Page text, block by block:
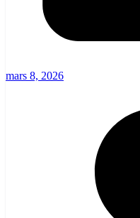
mars 8, 2026